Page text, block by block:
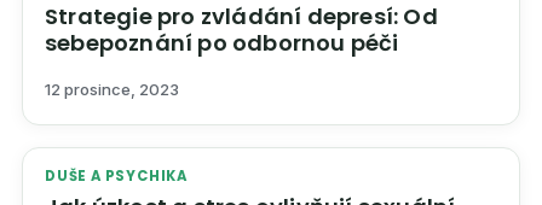
Strategie pro zvládání depresí: Od
sebepoznání po odbornou péči
12 prosince, 2023
DUŠE A PSYCHIKA